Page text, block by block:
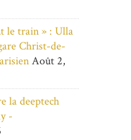
le train » : Ulla
Christ-de-
Août 2,
la deeptech
-